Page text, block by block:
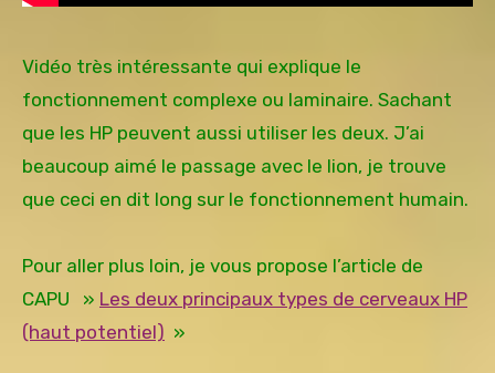
Vidéo très intéressante qui explique le
fonctionnement complexe ou laminaire. Sachant
que les HP peuvent aussi utiliser les deux. J’ai
beaucoup aimé le passage avec le lion, je trouve
que ceci en dit long sur le fonctionnement humain.
Pour aller plus loin, je vous propose l’article de
CAPU » Les deux principaux types de cerveaux HP
(haut potentiel) »